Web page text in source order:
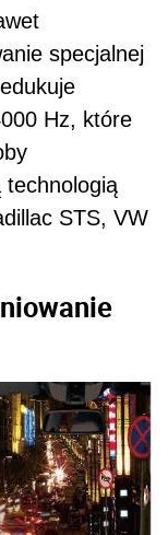
specjalnej
Hz, które
technologią
STS, VW